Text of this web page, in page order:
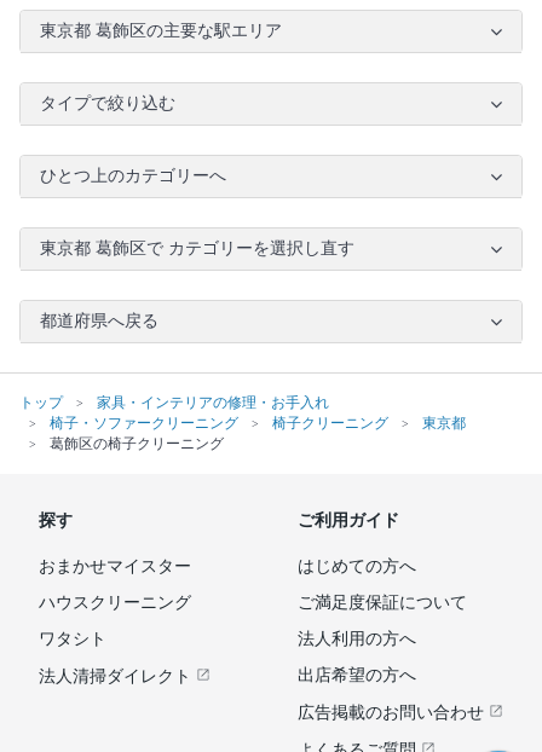
東京都 葛飾区の主要な駅エリア
タイプで絞り込む
ひとつ上のカテゴリーへ
東京都 葛飾区で カテゴリーを選択し直す
都道府県へ戻る
トップ
家具・インテリアの修理・お手入れ
椅子・ソファークリーニング
椅子クリーニング
東京都
葛飾区の椅子クリーニング
探す
おまかせマイスター
ハウスクリーニング
ワタシト
法人清掃ダイレクト
ご利用ガイド
はじめての方へ
ご満足度保証について
法人利用の方へ
出店希望の方へ
広告掲載のお問い合わせ